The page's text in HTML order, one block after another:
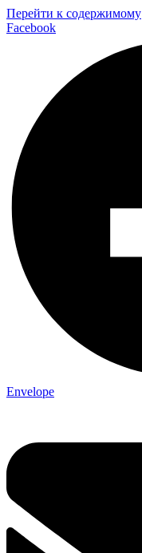
Перейти к содержимому
Facebook
Envelope